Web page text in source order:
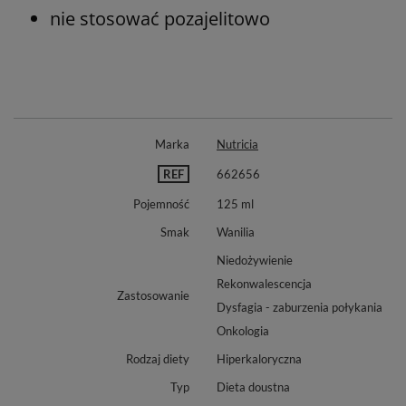
nie stosować pozajelitowo
Marka Nutricia
REF 662656
Pojemność
125 ml
Smak
Wanilia
Zastosowanie
Niedożywienie
Rekonwalescencja
Dysfagia - zaburzenia połykania
Onkologia
Rodzaj diety
Hiperkaloryczna
Typ
Dieta doustna